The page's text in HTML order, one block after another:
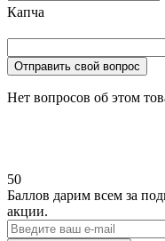
Капча
Отправить свой вопрос
Нет вопросов об этом
50
Баллов дарим всем за
акции.